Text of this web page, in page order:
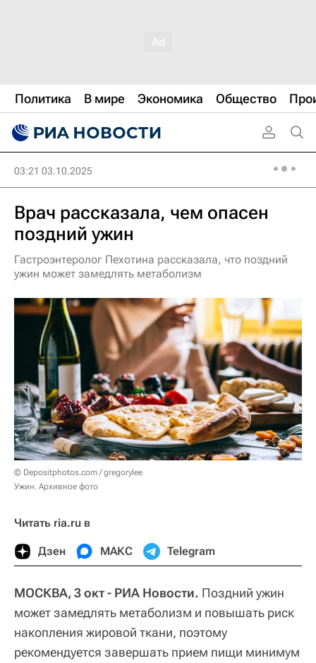
Политика В мире Экономика Общество
03:21 03.10.2025
Врач рассказала, чем опасен
поздний ужин
Гастроэнтеролог Пехотина рассказала, что поздний
ужин может замедлять метаболизм
© Depositphotos.com / gregorylee
Ужин. Архивное фото
Читать ria.ru в
Дзен МАКС Telegram
МОСКВА, 3 окт - РИА Новости. Поздний ужин
может замедлять метаболизм и повышать риск
накопления жировой ткани, поэтому
рекомендуется завершать прием пищи минимум